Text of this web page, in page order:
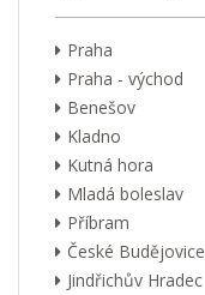
Praha
Praha - východ
Benešov
Kladno
Kutná hora
Mladá boleslav
Příbram
České Budějovice
Jindřichův Hradec